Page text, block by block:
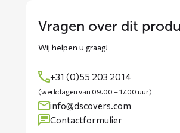
Vragen over dit
Wij helpen u graag!
+31 (0)55 203 2014
(werkdagen van 09.00 – 17.00 uur)
info@dscovers.com
Contactformulier